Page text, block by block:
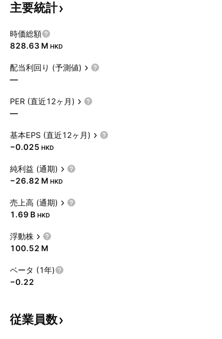
主要統計
時価総額
‪828.63 M‬ HKD
配当利回り (予測値)
—
PER (直近12ヶ月)
—
基本EPS (直近12ヶ月)
−0.025 HKD
純利益 (通期)
‪−26.82 M‬ HKD
売上高 (通期)
‪1.69 B‬ HKD
浮動株
‪100.52 M‬
ベータ (1年)
−0.22
従業員数